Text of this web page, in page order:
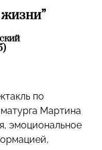
по
Мартина
эмоциональное